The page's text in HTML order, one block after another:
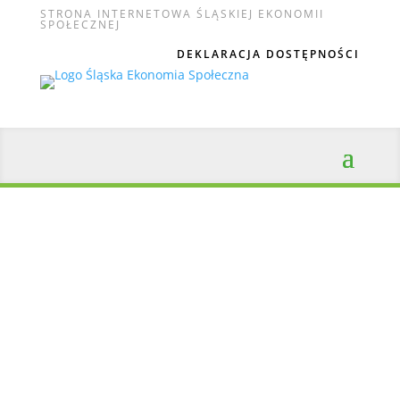
STRONA INTERNETOWA ŚLĄSKIEJ EKONOMII
SPOŁECZNEJ
DEKLARACJA DOSTĘPNOŚCI